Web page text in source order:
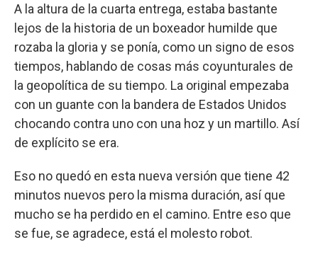
A la altura de la cuarta entrega, estaba bastante
lejos de la historia de un boxeador humilde que
rozaba la gloria y se ponía, como un signo de esos
tiempos, hablando de cosas más coyunturales de
la geopolítica de su tiempo. La original empezaba
con un guante con la bandera de Estados Unidos
chocando contra uno con una hoz y un martillo. Así
de explícito se era.
Eso no quedó en esta nueva versión que tiene 42
minutos nuevos pero la misma duración, así que
mucho se ha perdido en el camino. Entre eso que
se fue, se agradece, está el molesto robot.